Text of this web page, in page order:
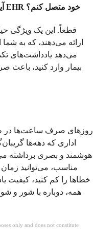
۵. آیا می‌توانم نرم افزار دیکته را به سیستم EHR خود متصل کنم؟
قطعاً. این یک ویژگی
می‌دهد یادداشت‌های
بیمار وارد کنید،
روزهای صرف ساعت‌ها در
اداری که دهه‌ها
هوشمند و بصری برداشته
مناسب، می‌توانید
خطاها را کم کنید، کیفیت
همه، دوباره با شور و
only and does not constitute